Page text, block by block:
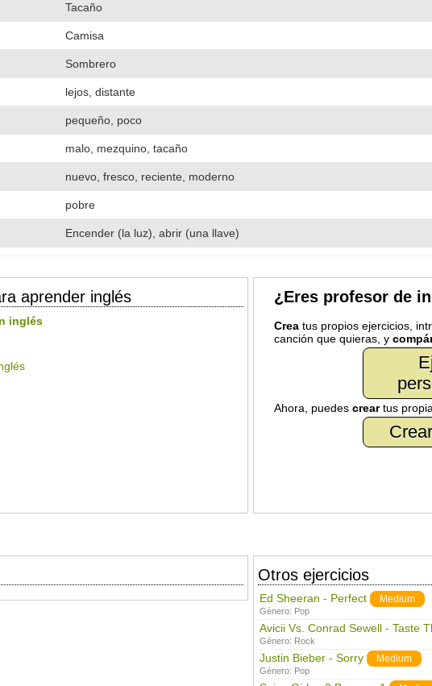
Tacaño
Camisa
Sombrero
lejos, distante
pequeño, poco
malo, mezquino, tacaño
nuevo, fresco, reciente, moderno
pobre
Encender (la luz), abrir (una llave)
aprender inglés
inglés
¿Eres profesor de
Creatus propios ejercicios,
canción que quieras, y
Ahora, puedes creartus
Otros ejercicios
Ed Sheeran - Perfect Medium
Género: Pop
Avicii Vs. Conrad Sewell - Taste
Género: Rock
Justin Bieber - Sorry Medium
Género: Pop